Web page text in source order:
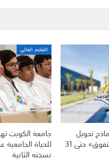
تحويل
الرواتب لمستحقي «التفوق» حتى 31
التعليم العالي
جامعة الكويت
نسخته الثانية